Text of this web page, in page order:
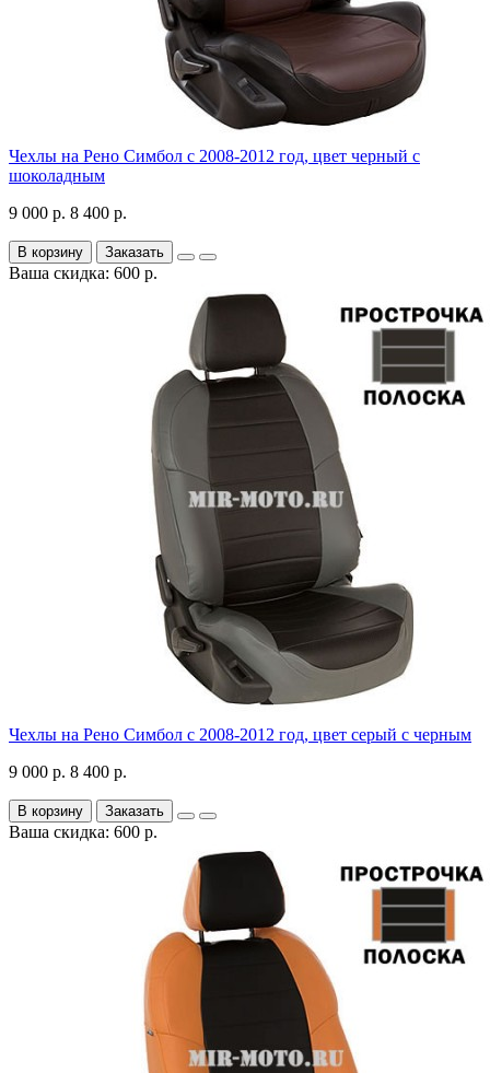
Чехлы на Рено Симбол с 2008-2012 год, цвет черный с
шоколадным
9 000 р. 8 400 р.
В корзину Заказать
Ваша скидка: 600 р.
Чехлы на Рено Симбол с 2008-2012 год, цвет серый с черным
9 000 р. 8 400 р.
В корзину Заказать
Ваша скидка: 600 р.